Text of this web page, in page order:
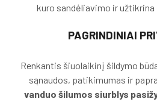
kuro sandėliavimo ir
PAGRINDINIAI
Renkantis šiuolaikinį šildymo
sąnaudos, patikimumas ir
vanduo šilumos siurblys